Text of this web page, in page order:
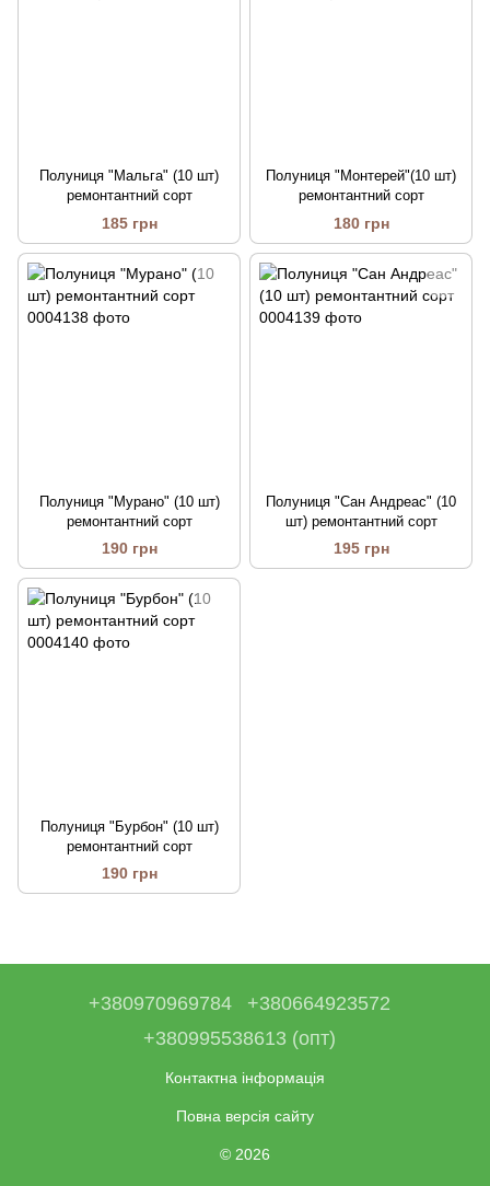
Полуниця "Мальга" (10 шт)
ремонтантний сорт
185 грн
Полуниця "Монтерей"(10 шт)
ремонтантний сорт
180 грн
Полуниця "Мурано" (10 шт)
ремонтантний сорт
190 грн
Полуниця "Сан Андреас" (10
шт) ремонтантний сорт
195 грн
Полуниця "Бурбон" (10 шт)
ремонтантний сорт
190 грн
+380970969784
+380664923572
+380995538613 (опт)
Контактна інформація
Повна версія сайту
© 2026